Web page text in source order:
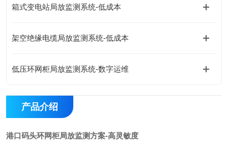
箱式变电站局放监测系统-低成本
架空绝缘电缆局放监测系统-低成本
低压环网柜局放监测系统-数字运维
产品介绍
港口码头环网柜局放监测方案-高灵敏度